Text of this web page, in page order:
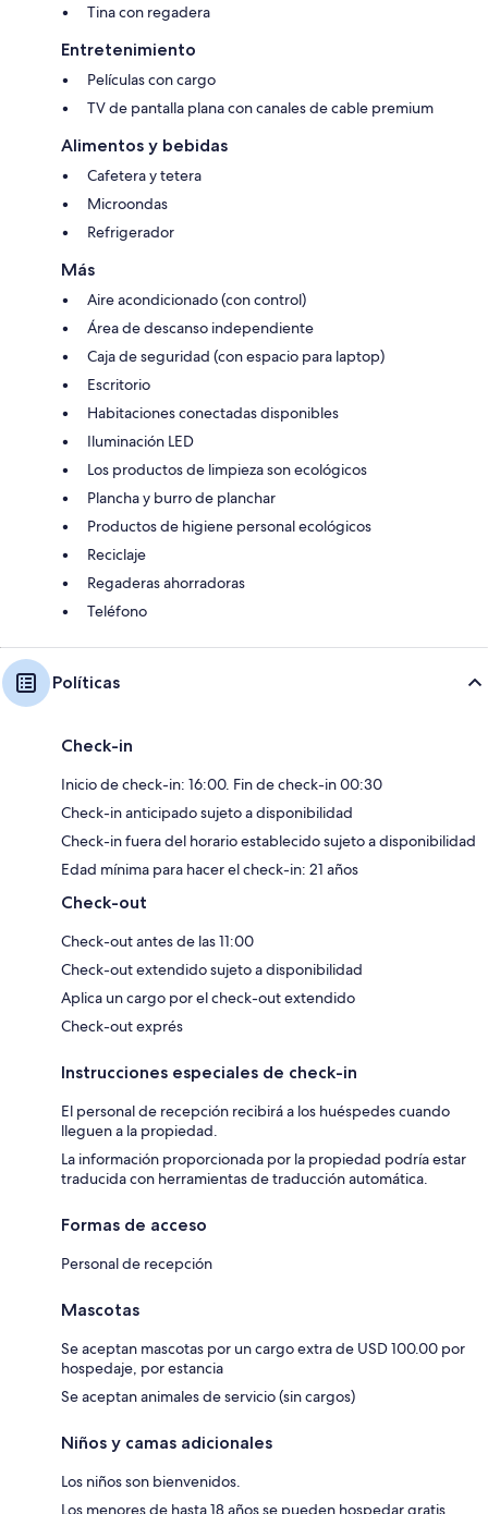
Tina con regadera
Entretenimiento
Películas con cargo
TV de pantalla plana con canales de cable premium
Alimentos y bebidas
Cafetera y tetera
Microondas
Refrigerador
Más
Aire acondicionado (con control)
Área de descanso independiente
Caja de seguridad (con espacio para laptop)
Escritorio
Habitaciones conectadas disponibles
Iluminación LED
Los productos de limpieza son ecológicos
Plancha y burro de planchar
Productos de higiene personal ecológicos
Reciclaje
Regaderas ahorradoras
Teléfono
Políticas
Check-in
Inicio de check-in: 16:00. Fin de check-in 00:30
Check-in anticipado sujeto a disponibilidad
Check-in fuera del horario establecido sujeto a disponibilidad
Edad mínima para hacer el check-in: 21 años
Check-out
Check-out antes de las 11:00
Check-out extendido sujeto a disponibilidad
Aplica un cargo por el check-out extendido
Check-out exprés
Instrucciones especiales de check-in
El personal de recepción recibirá a los huéspedes cuando
lleguen a la propiedad.
La información proporcionada por la propiedad podría estar
traducida con herramientas de traducción automática.
Formas de acceso
Personal de recepción
Mascotas
Se aceptan mascotas por un cargo extra de USD 100.00 por
hospedaje, por estancia
Se aceptan animales de servicio (sin cargos)
Niños y camas adicionales
Los niños son bienvenidos.
Los menores de hasta 18 años se pueden hospedar gratis